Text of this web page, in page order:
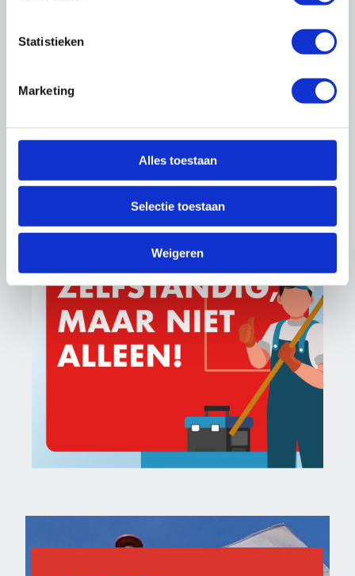
Statistieken
Marketing
Alles toestaan
Selectie toestaan
Weigeren
Altijd op de hoogte blijven?
Meld je aan voor de nieuwsbrief